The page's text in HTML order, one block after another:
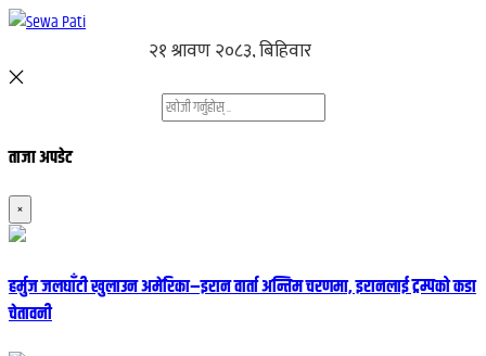
ताजा अपडेट
×
हर्मुज जलघाँटी खुलाउन अमेरिका–इरान वार्ता अन्तिम चरणमा, इरानलाई ट्रम्पको कडा
चेतावनी